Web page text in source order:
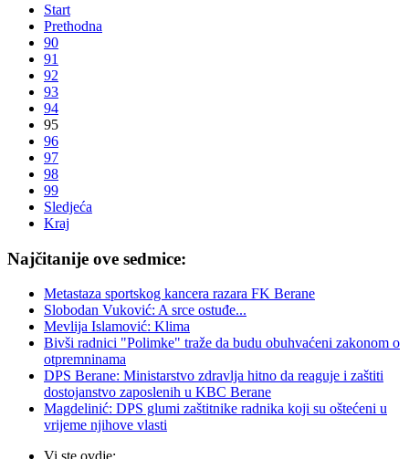
Start
Prethodna
90
91
92
93
94
95
96
97
98
99
Sledjeća
Kraj
Najčitanije ove sedmice:
Metastaza sportskog kancera razara FK Berane
Slobodan Vuković: A srce ostuđe...
Mevlija Islamović: Klima
Bivši radnici "Polimke" traže da budu obuhvaćeni zakonom o
otpremninama
DPS Berane: Ministarstvo zdravlja hitno da reaguje i zaštiti
dostojanstvo zaposlenih u KBC Berane
Magdelinić: DPS glumi zaštitnike radnika koji su oštećeni u
vrijeme njihove vlasti